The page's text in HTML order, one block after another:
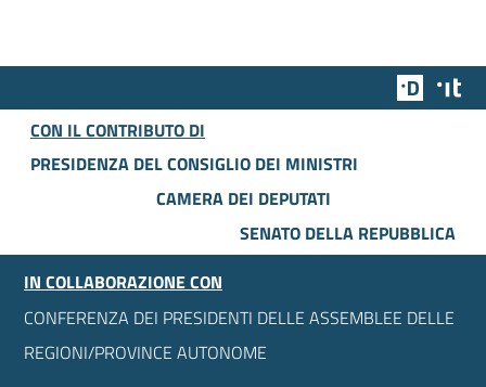
Team
CON IL CONTRIBUTO DI
PRESIDENZA DEL CONSIGLIO DEI MINISTRI
CAMERA DEI DEPUTATI
SENATO DELLA REPUBBLICA
IN COLLABORAZIONE CON
CONFERENZA DEI PRESIDENTI DELLE ASSEMBLEE DELLE
REGIONI/PROVINCE AUTONOME